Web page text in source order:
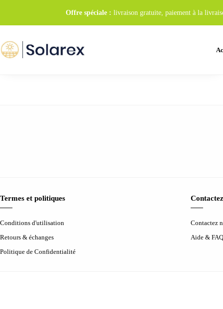
Offre spéciale : livraison gratuite, paiement à la
Termes et politiques
Conditions d'utilisation
Retours & échanges
Politique de Confidentialité
Contactez
Aide & FAQ